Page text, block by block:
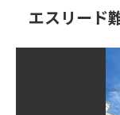
エスリード